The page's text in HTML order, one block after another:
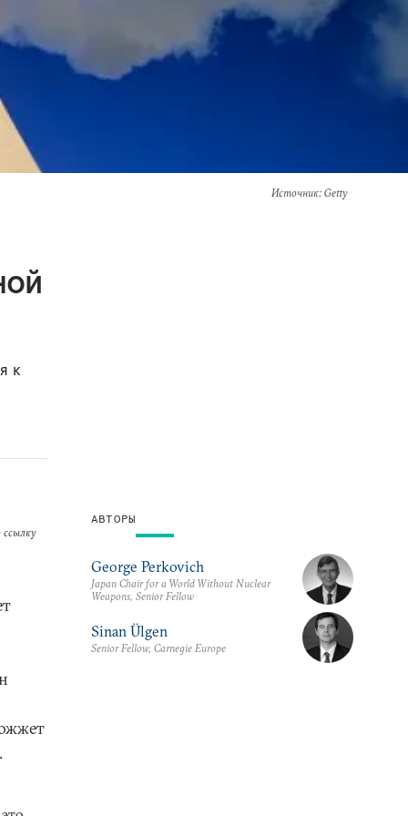
Источник: Getty
к
АВТОРЫ
George Perkovich
Japan Chair for a World Without Nuclear
Weapons, Senior Fellow
Sinan Ülgen
Senior Fellow, Carnegie Europe